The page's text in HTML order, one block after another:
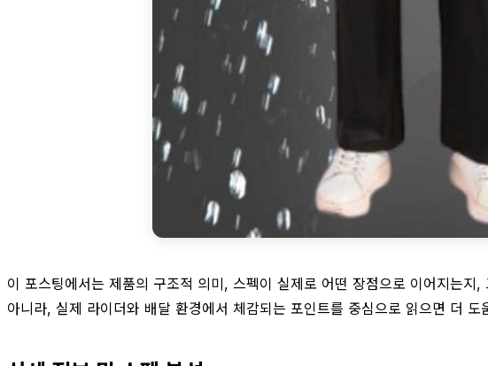
이 포스팅에서는 제품의 구조적 의미, 스펙이 실제로 어떤 장점으로 이어지는
아니라, 실제 라이더와 배달 환경에서 체감되는 포인트를 중심으로 읽으면 더 도